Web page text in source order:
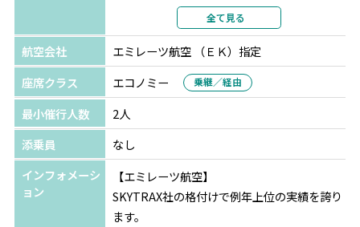
2名1室利用
部屋カテゴリ
指定なし
全て見る
航空会社
エミレーツ航空 （ＥＫ）指定
座席クラス
エコノミー 乗継／経由
最小催行人数
2人
添乗員
なし
インフォメーシ
ョン
【エミレーツ航空】
SKYTRAX社の格付けで例年上位の実績を誇り
ます。